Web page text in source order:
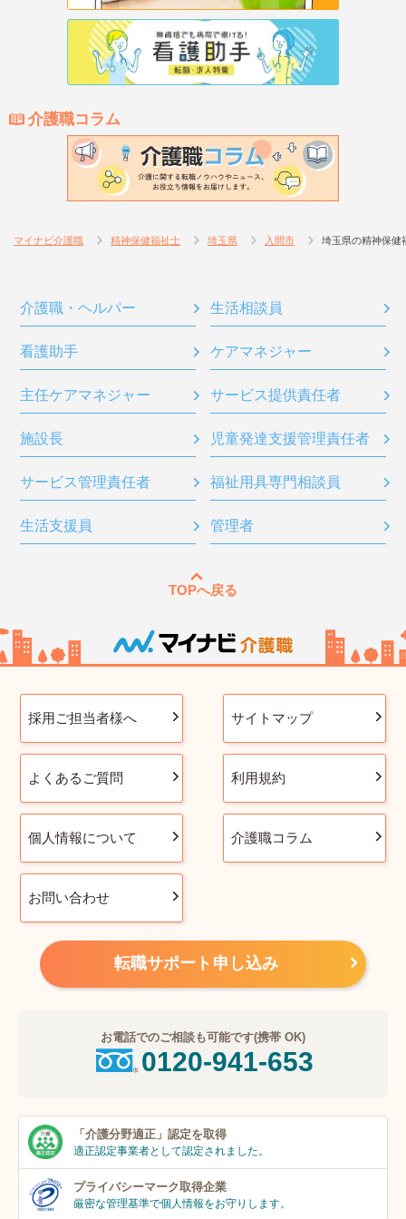
介護職コラム
マイナビ介護職 精神保健福祉士 埼玉県 入間市 埼玉県の精神保健
介護職・ヘルパー 生活相談員
看護助手 ケアマネジャー
主任ケアマネジャー サービス提供責任者
施設長 児童発達支援管理責任者
サービス管理責任者 福祉用具専門相談員
生活支援員 管理者
TOPへ戻る
採用ご担当者様へ サイトマップ
よくあるご質問 利用規約
個人情報について 介護職コラム
お問い合わせ
転職サポート申し込み
お電話でのご相談も可能です(携帯 OK)
0120-941-653
「介護分野適正」 認定を取得
適正認定事業者として認定されました。
プライバシーマーク取得企業
厳密な管理基準で個人情報をお守りします。